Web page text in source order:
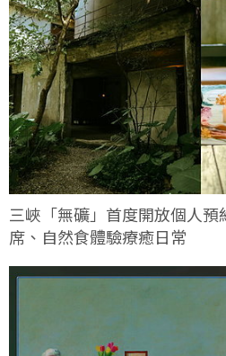
三峽「無礦」首度開放個人
席、自然食體驗療癒日常